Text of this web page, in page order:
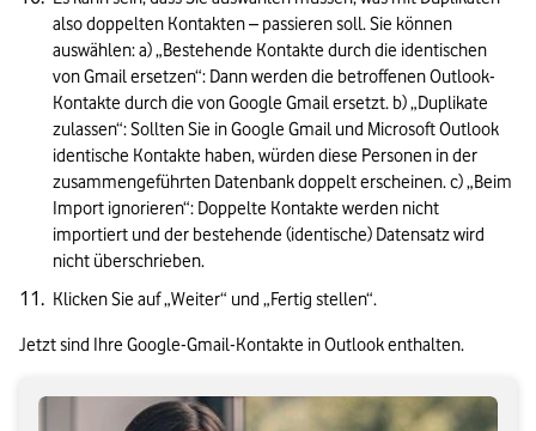
also doppelten Kontakten – passieren soll. Sie können
auswählen: a) „Bestehende Kontakte durch die identischen
von Gmail ersetzen“: Dann werden die betroffenen Outlook-
Kontakte durch die von Google Gmail ersetzt. b) „Duplikate
zulassen“: Sollten Sie in Google Gmail und Microsoft Outlook
identische Kontakte haben, würden diese Personen in der
zusammengeführten Datenbank doppelt erscheinen. c) „Beim
Import ignorieren“: Doppelte Kontakte werden nicht
importiert und der bestehende (identische) Datensatz wird
nicht überschrieben.
Klicken Sie auf „Weiter“ und „Fertig stellen“.
Jetzt sind Ihre Google-Gmail-Kontakte in Outlook enthalten.